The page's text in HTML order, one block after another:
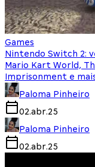
Games
Nintendo Switch 2:
Mario Kart World,
Imprisonment e
Paloma Pinheiro
02.abr.25
Paloma Pinheiro
02.abr.25